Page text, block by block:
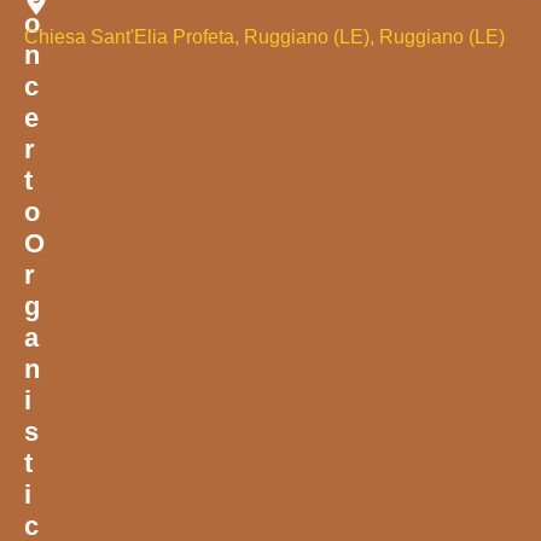
O
N
C
E
R
T
O
O
R
G
A
N
I
S
T
I
C
Chiesa Sant'Elia Profeta, Ruggiano (LE), Ruggiano (LE)